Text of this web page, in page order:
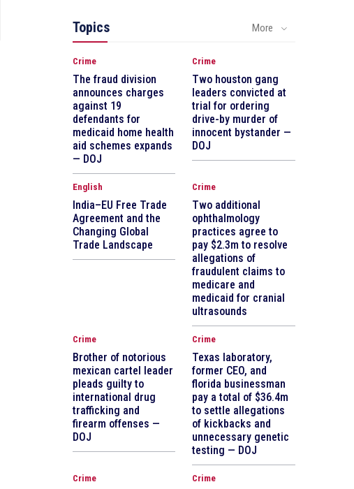
Topics More
Crime
The fraud division
announces charges
against 19
defendants for
medicaid home health
aid schemes expands
— DOJ
Crime
Two houston gang
leaders convicted at
trial for ordering
drive-by murder of
innocent bystander —
DOJ
English
India–EU Free Trade
Agreement and the
Changing Global
Trade Landscape
Crime
Two additional
ophthalmology
practices agree to
pay $2.3m to resolve
allegations of
fraudulent claims to
medicare and
medicaid for cranial
ultrasounds
Crime
Brother of notorious
mexican cartel leader
pleads guilty to
international drug
trafficking and
firearm offenses —
DOJ
Crime
Texas laboratory,
former CEO, and
florida businessman
pay a total of $36.4m
to settle allegations
of kickbacks and
unnecessary genetic
testing — DOJ
Crime Crime